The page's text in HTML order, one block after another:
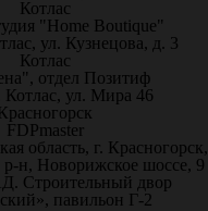
Котлас
"Home Boutique"
ул. Кузнецова, д. 3
Котлас
отдел Позитиф
Котлас, ул. Мира 46
Красногорск
FDPmaster
область, г. Красногорск,
р-н, Новорижское шоссе, 9
Строительный двор
павильон Г-2